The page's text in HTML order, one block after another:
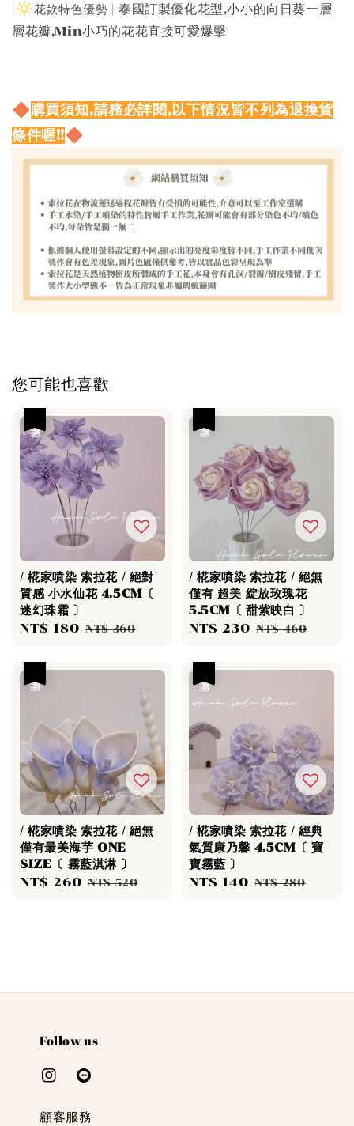
花款特色優勢 |泰國訂製優化花型,小小的向日葵一層
層花瓣,Min小巧的花花直接可愛爆擊
購買須知,請務必詳閱,以下情況皆不列為退換貨
條件喔!!
您可能也喜歡
/ 椛家噴染 索拉花 / 絕對
質感 小水仙花 4.5CM〔
迷幻珠霜 〕
Sale
NT$ 180 Regular
NT$ 360
/ 椛家噴染 索拉花 / 絕無
僅有 超美 綻放玫瑰花
5.5CM〔 甜紫映白 〕
Sale
NT$ 230 Regular
NT$ 460
/ 椛家噴染 索拉花 / 絕無
僅有最美海芋 ONE
SIZE〔 霧藍淇淋 〕
Sale
NT$ 260 Regular
NT$ 520
/ 椛家噴染 索拉花 / 經典
氣質康乃馨 4.5CM〔 寶
寶霧藍 〕
Sale
NT$ 140 Regular
NT$ 280
Follow us
顧客服務